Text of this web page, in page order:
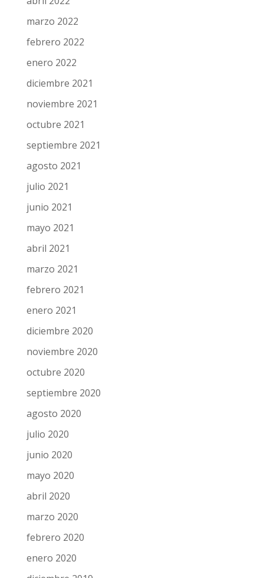
marzo 2022
febrero 2022
enero 2022
diciembre 2021
noviembre 2021
octubre 2021
septiembre 2021
agosto 2021
julio 2021
junio 2021
mayo 2021
abril 2021
marzo 2021
febrero 2021
enero 2021
diciembre 2020
noviembre 2020
octubre 2020
septiembre 2020
agosto 2020
julio 2020
junio 2020
mayo 2020
abril 2020
marzo 2020
febrero 2020
enero 2020